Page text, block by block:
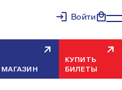
Войти
МАГАЗИН
КУПИТЬ
БИЛЕТЫ